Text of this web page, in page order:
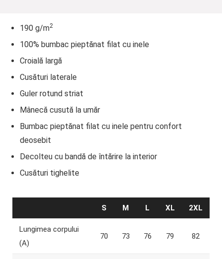
190 g/m2
100% bumbac pieptănat filat cu inele
Croială largă
Cusături laterale
Guler rotund striat
Mânecă cusută la umăr
Bumbac pieptănat filat cu inele pentru confort
deosebit
Decolteu cu bandă de întărire la interior
Cusături tighelite
S M L XL 2XL
Lungimea corpului
(A)
70 73 76 79 82